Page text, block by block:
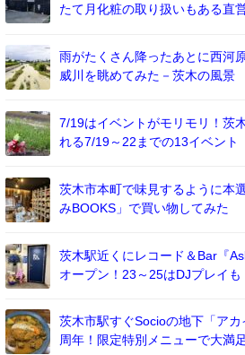
たて月化粧の取り扱いもある直
雨がたくさん降ったあとに西河
威川を眺めてみた－茨木の風景
7/19はイベントがモリモリ！茨
れる7/19～22までの13イベント
茨木市本町で味見するように本
みBOOKS」で買い物してみた
茨木駅近くにレコード＆Bar『
オープン！23～25はDJプレイも
茨木市駅すぐSocioの地下「アカ
周年！限定特別メニューで大満